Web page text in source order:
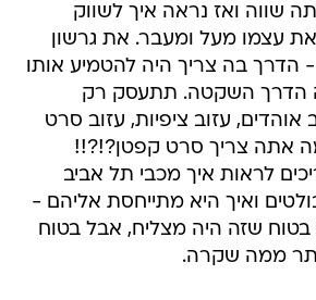
שווה ואז נראה איך לשווק
את עצמו מעל ומעבר. את גרשון
הדרך בה צריך היה להטמיע אותו
הדרך השקטה. תתעסק רק
אוהדים, עזוב ציפיות, עזוב סרט
אתה צריך סרט קפטן?!?!!
לראות איך מכבי תל אביב
ואיך היא מתייחסת אליהם -
שזה היה מצליח, אבל בטוח
ממה שקרה.